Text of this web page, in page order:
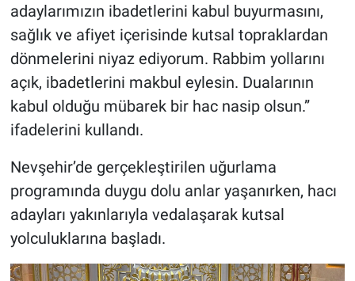
adaylarımızın ibadetlerini kabul buyurmasını,
sağlık ve afiyet içerisinde kutsal topraklardan
dönmelerini niyaz ediyorum. Rabbim yollarını
açık, ibadetlerini makbul eylesin. Dualarının
kabul olduğu mübarek bir hac nasip olsun.”
ifadelerini kullandı.
Nevşehir’de gerçekleştirilen uğurlama
programında duygu dolu anlar yaşanırken, hacı
adayları yakınlarıyla vedalaşarak kutsal
yolculuklarına başladı.
Haberde İnsan